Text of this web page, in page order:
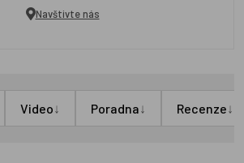
Navštivte nás
Video↓ Poradna↓ Recenze↓